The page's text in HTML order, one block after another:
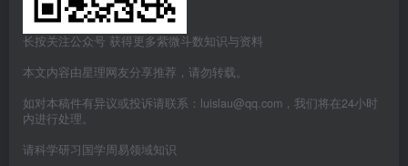
长按关注公众号 获得更多紫微斗数知识与资料
本文内容由星理网友分享推荐，请勿转载。
如对本稿件有异议或投诉请联系：luislau@qq.com，我们将在24小时
内进行处理。
请科学研习国学周易领域知识